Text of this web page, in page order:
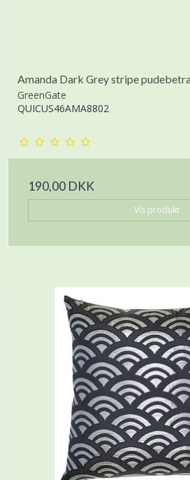
Amanda Dark Grey stripe
GreenGate
QUICUS46AMA8802
190,00 DKK
Vis produkt